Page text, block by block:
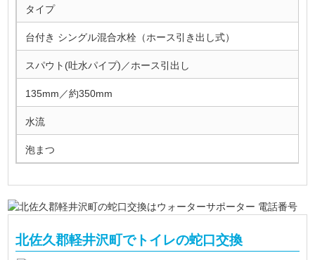
タイプ
台付き シングル混合水栓（ホース引き出し式）
スパウト(吐水パイプ)／ホース引出し
135mm／約350mm
水流
泡まつ
北佐久郡軽井沢町でトイレの蛇口交換